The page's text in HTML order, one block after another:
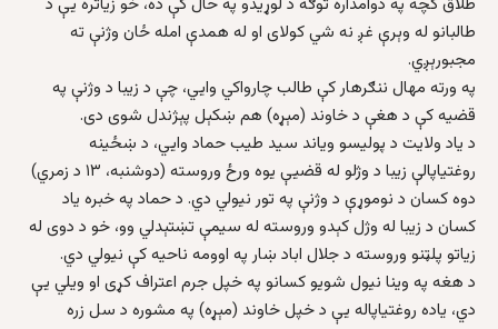
طلاق کچه په دوامداره توګه د لوړيدو په حال کې ده، خو زیاتره یې د
طالبانو له وېرې غږ نه شي کولای او له همدې امله ځان وژنې ته
مجبورېږي.
په ورته مهال ننګرهار کې طالب چارواکي وایي، چې د زیبا د وژنې په
قضیه کې د هغې د خاوند (مېړه) هم ښکېل پېژندل شوی دی.
د یاد ولایت د پولیسو ویاند سید طیب حماد وایي، د ښځینه
روغتیاپالې زیبا د وژلو له قضیې یوه ورځ وروسته (دوشنبه، ۱۳ د زمري)
دوه کسان د نوموړې د وژنې په تور نیولي دي. د حماد په خبره یاد
کسان د زیبا له وژل کېدو وروسته له سیمې تښتېدلي وو، خو د دوی له
زیاتو پلټنو وروسته د جلال اباد ښار په اوومه ناحیه کې نیولي دي.
د هغه په وینا نیول شویو کسانو په خپل جرم اعتراف کړی او ویلي یې
دي، یاده روغتیاپاله یې د خپل خاوند (مېړه) په مشوره د سل زره